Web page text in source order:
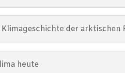
Klimageschichte der arktischen
heute